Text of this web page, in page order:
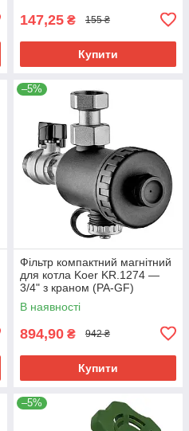
147,25 ₴ 155 ₴
Купити
–5%
Фільтр компактний магнітний
для котла Koer KR.1274 —
3/4" з краном (PA-GF)
(KR5679)
В наявності
894,90 ₴ 942 ₴
Купити
–5%